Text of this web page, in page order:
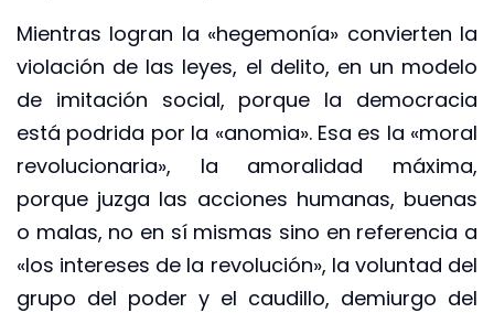
Mientras logran la «hegemonía» convierten la
violación de las leyes, el delito, en un modelo
de imitación social, porque la democracia
está podrida por la «anomia». Esa es la «moral
revolucionaria», la amoralidad máxima,
porque juzga las acciones humanas, buenas
o malas, no en sí mismas sino en referencia a
«los intereses de la revolución», la voluntad del
grupo del poder y el caudillo, demiurgo del